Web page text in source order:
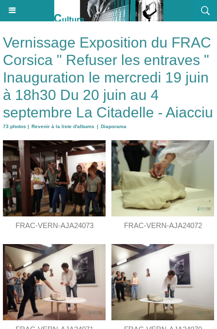
Vernissage Exposition du FRAC
Corsica " Refuser les entraves "
Inauguration le mercredi 19 juin
à 18h30 Du 20 juin au 4
septembre La Citadelle - Aiacciu
73 photos | Revenir à la liste d'albums | Diaporama
FRAC-VERN-AJA24073 FRAC-VERN-AJA24072